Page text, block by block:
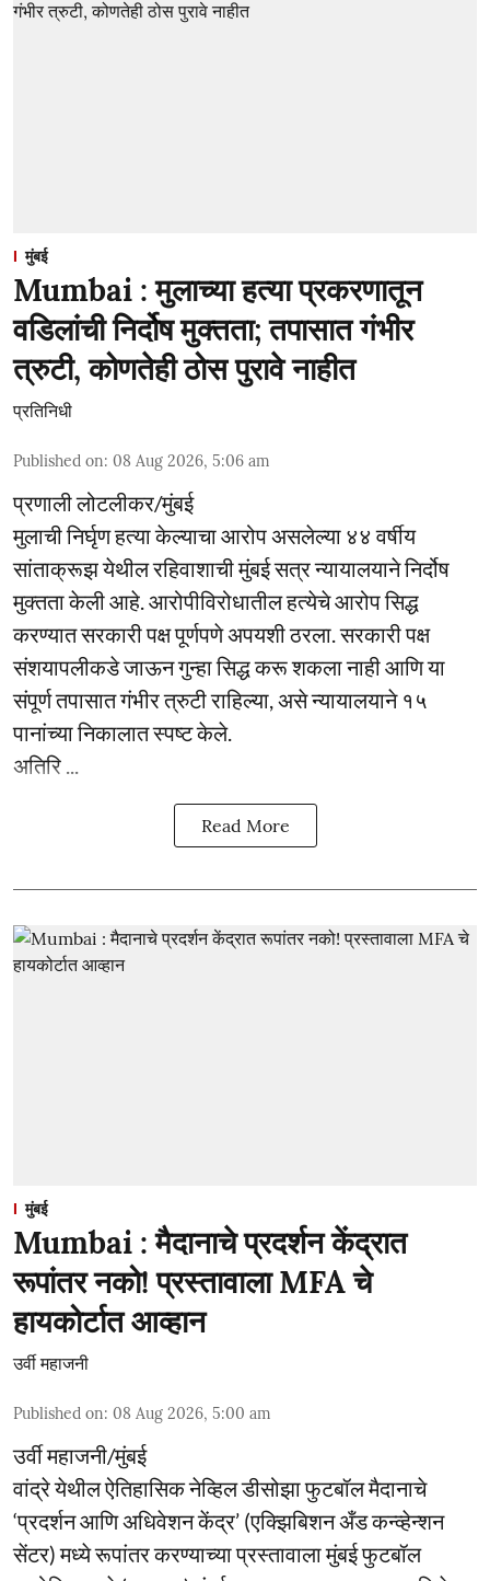
मुंबई
Mumbai : मुलाच्या हत्या प्रकरणातून
वडिलांची निर्दोष मुक्तता; तपासात गंभीर
त्रुटी, कोणतेही ठोस पुरावे नाहीत
प्रतिनिधी
Published on: 08 Aug 2026, 5:06 am
प्रणाली लोटलीकर/मुंबई
मुलाची निर्घृण हत्या केल्याचा आरोप असलेल्या ४४ वर्षीय
सांताक्रूझ येथील रहिवाशाची मुंबई सत्र न्यायालयाने निर्दोष
मुक्तता केली आहे. आरोपीविरोधातील हत्येचे आरोप सिद्ध
करण्यात सरकारी पक्ष पूर्णपणे अपयशी ठरला. सरकारी पक्ष
संशयापलीकडे जाऊन गुन्हा सिद्ध करू शकला नाही आणि या
संपूर्ण तपासात गंभीर त्रुटी राहिल्या, असे न्यायालयाने १५
पानांच्या निकालात स्पष्ट केले.
अतिरि ...
Read More
मुंबई
Mumbai : मैदानाचे प्रदर्शन केंद्रात
रूपांतर नको! प्रस्तावाला MFA चे
हायकोर्टात आव्हान
उर्वी महाजनी
Published on: 08 Aug 2026, 5:00 am
उर्वी महाजनी/मुंबई
वांद्रे येथील ऐतिहासिक नेव्हिल डीसोझा फुटबॉल मैदानाचे
‘प्रदर्शन आणि अधिवेशन केंद्र’ (एक्झिबिशन अँड कन्व्हेन्शन
सेंटर) मध्ये रूपांतर करण्याच्या प्रस्तावाला मुंबई फुटबॉल